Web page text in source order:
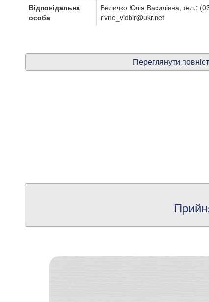
Відповідальна
особа
Величко Юлія Василівна, тел.:
rivne_vidbir@ukr.net
Переглянути